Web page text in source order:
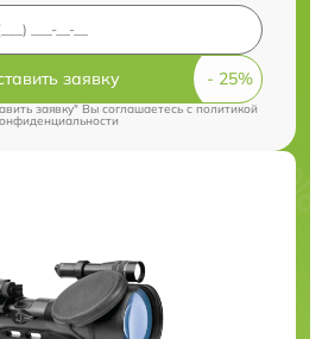
заявку
заявку" Вы соглашаетесь cполитикой